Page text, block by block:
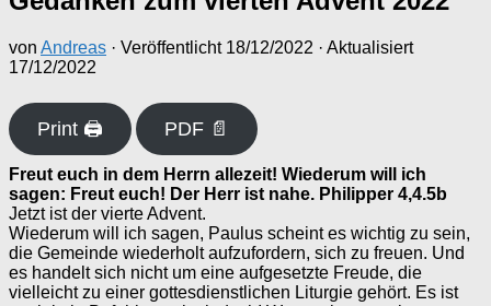
von Andreas · Veröffentlicht 18/12/2022 · Aktualisiert
17/12/2022
Print 🖨 PDF 📄
Freut euch in dem Herrn allezeit! Wiederum will ich
sagen: Freut euch! Der Herr ist nahe. Philipper 4,4.5b
Jetzt ist der vierte Advent.
Wiederum will ich sagen, Paulus scheint es wichtig zu sein,
die Gemeinde wiederholt aufzufordern, sich zu freuen. Und
es handelt sich nicht um eine aufgesetzte Freude, die
vielleicht zu einer gottesdienstlichen Liturgie gehört. Es ist